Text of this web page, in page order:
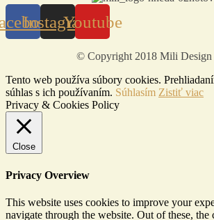
InstagramYoutube
© Copyright 2018 Mili Design
Tento web používa súbory cookies.
súhlas s ich používaním. Súhlasím Zistiť viac
Privacy & Cookies Policy
Close
Privacy Overview
This website uses cookies to improve your
navigate through the website. Out of these, the